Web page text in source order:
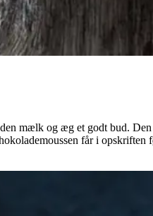
mælk og æg et godt bud.
får i